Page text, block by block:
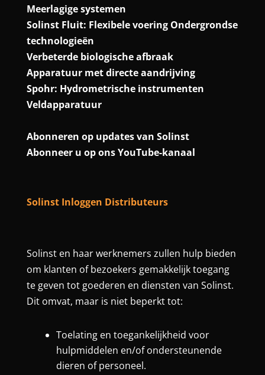
Meerlagige systemen
Solinst Fluit: Flexibele voering Ondergrondse
technologieën
Verbeterde biologische afbraak
Apparatuur met directe aandrijving
Spohr: Hydrometrische instrumenten
Veldapparatuur
Abonneren op updates van Solinst
Abonneer u op ons YouTube-kanaal
Solinst Inloggen Distributeurs
Solinst en haar werknemers zullen hulp bieden
om klanten of bezoekers gemakkelijk toegang
te geven tot goederen en diensten van Solinst.
Dit omvat, maar is niet beperkt tot:
Toelating en toegankelijkheid voor
hulpmiddelen en/of ondersteunende
dieren of personeel.